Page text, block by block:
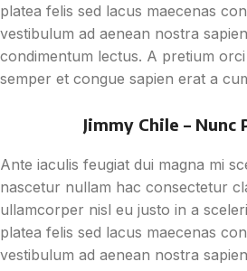
platea felis sed lacus maecenas
vestibulum ad aenean nostra
condimentum lectus. A pretium
semper et congue sapien erat a
Jimmy Chile – Nunc
Ante iaculis feugiat dui magna mi
nascetur nullam hac consectetur
ullamcorper nisl eu justo in a
platea felis sed lacus maecenas
vestibulum ad aenean nostra